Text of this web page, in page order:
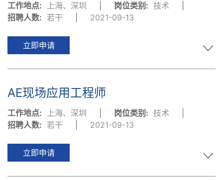
工作地点: 上海、深圳 岗位类别: 技术
招聘人数: 若干 2021-09-13
立即申请
AE现场应用工程师
工作地点: 上海、深圳 岗位类别: 技术
招聘人数: 若干 2021-09-13
立即申请